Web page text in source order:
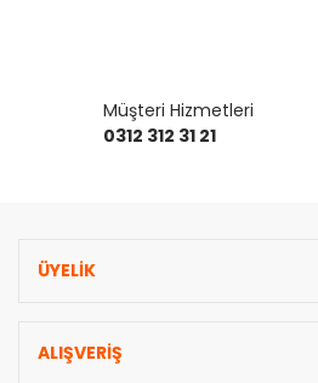
Müşteri Hizmetleri
0312 312 31 21
ÜYELİK
ALIŞVERİŞ